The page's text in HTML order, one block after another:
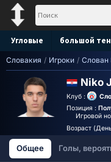
Угловые большой
Прогноз
Словакия / Игроки / Слован
Niko
Клуб :
Позиция :
Игровой
Возраст
Общее Голы,